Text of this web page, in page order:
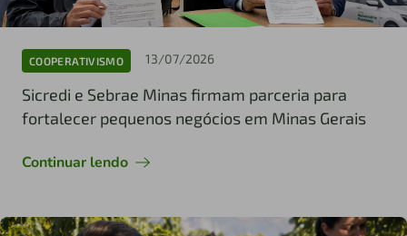
COOPERATIVISMO 13/07/2026
Sicredi e Sebrae Minas firmam parceria para
fortalecer pequenos negócios em Minas Gerais
Continuar lendo